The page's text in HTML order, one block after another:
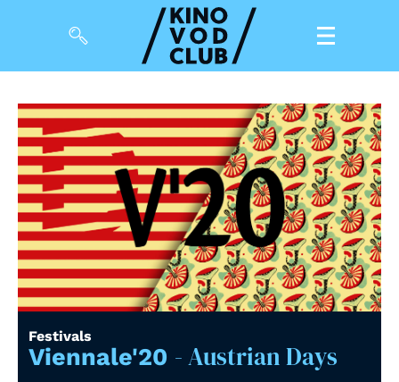
Filme
Magazin
Kuratierungen
Events
So geht’s
Filmpakete
Gutscheine
& Filmpässe
Festivals
Viennale'20 - Austrian Days